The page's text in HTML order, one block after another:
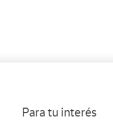
Para tu interés